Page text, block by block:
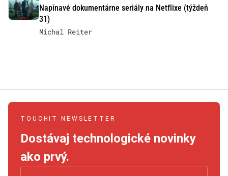
Napínavé dokumentárne seriály na Netflixe (týždeň
31)
Michal Reiter
TOUCHIT NEWSLETTER
Dostávaj technologické novinky
ako prvý.